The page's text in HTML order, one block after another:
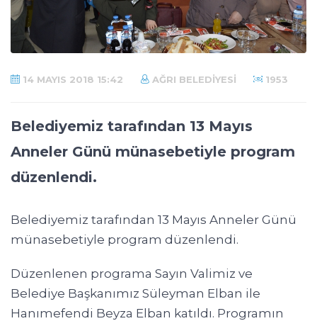
14 MAYIS 2018 15:42 AĞRI BELEDIYESI 1953
Belediyemiz tarafından 13 Mayıs
Anneler Günü münasebetiyle program
düzenlendi.
Belediyemiz tarafından 13 Mayıs Anneler Günü
münasebetiyle program düzenlendi.
Düzenlenen programa Sayın Valimiz ve
Belediye Başkanımız Süleyman Elban ile
Hanımefendi Beyza Elban katıldı. Programın